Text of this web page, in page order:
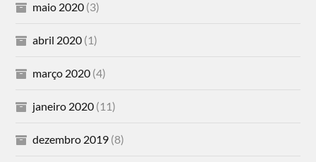
maio 2020 (3)
abril 2020 (1)
março 2020 (4)
janeiro 2020 (11)
dezembro 2019 (8)